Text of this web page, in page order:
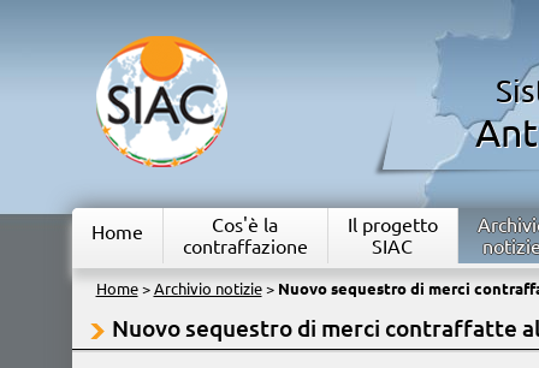
Home
Cos'è la
contraffazione
Il progetto
SIAC
Home> Archivio notizie> Nuovo sequestro di merci
Nuovo sequestro di merci contraffatte